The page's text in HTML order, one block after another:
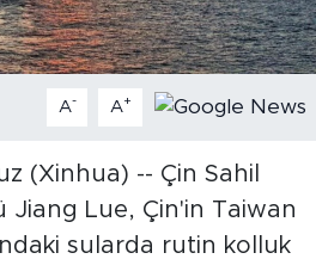
A- A+
(Xinhua) -- Çin Sahil
Jiang Lue, Çin'in Taiwan
sularda rutin kolluk